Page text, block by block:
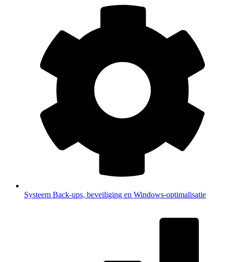
Systeem Back-ups, beveiliging en Windows-optimalisatie